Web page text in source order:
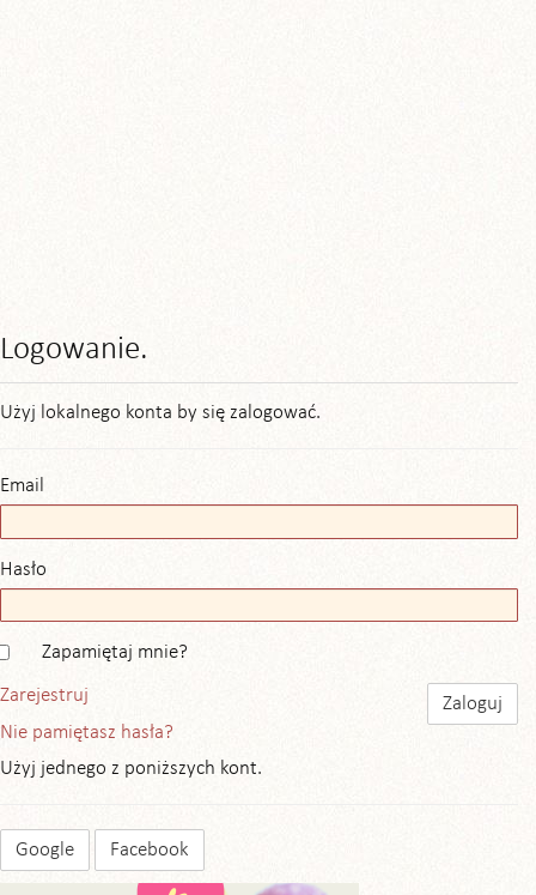
Logowanie.
Użyj lokalnego konta by się zalogować.
Email
Hasło
Zapamiętaj mnie?
Zarejestruj
Nie pamiętasz hasła?
Użyj jednego z poniższych kont.
Google Facebook